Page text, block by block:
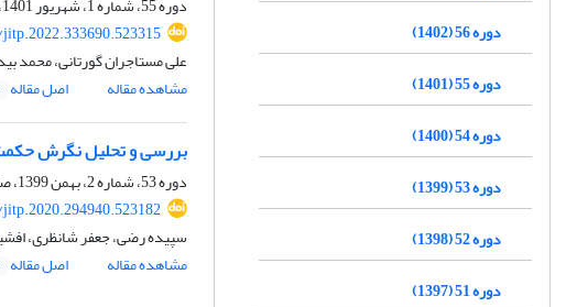
دوره 55، شماره 1، شهریور 1401، صفحه
علی مستاجران گورتانی، محمد
مشاهده مقاله
اصل مقاله
بررسی و تحلیل نگرش حکمت
دوره 53، شماره 2، بهمن 1399، صفحه
سپیده رضی، جعفر شانظری،
مشاهده مقاله
اصل مقاله
دوره 56 (1402)
دوره 55 (1401)
دوره 54 (1400)
دوره 53 (1399)
دوره 52 (1398)
دوره 51 (1397)